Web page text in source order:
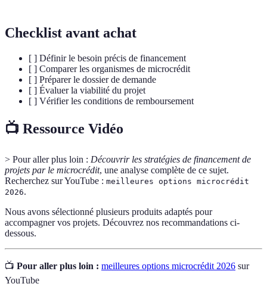
Checklist avant achat
[ ] Définir le besoin précis de financement
[ ] Comparer les organismes de microcrédit
[ ] Préparer le dossier de demande
[ ] Évaluer la viabilité du projet
[ ] Vérifier les conditions de remboursement
📺 Ressource Vidéo
> Pour aller plus loin : Découvrir les stratégies de financement de
projets par le microcrédit, une analyse complète de ce sujet.
Recherchez sur YouTube : meilleures options microcrédit
2026.
Nous avons sélectionné plusieurs produits adaptés pour
accompagner vos projets. Découvrez nos recommandations ci-
dessous.
📺 Pour aller plus loin : meilleures options microcrédit 2026 sur
YouTube